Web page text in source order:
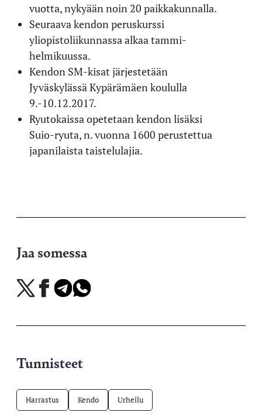
vuotta, nykyään noin 20 paikkakunnalla.
Seuraava kendon peruskurssi
yliopistoliikunnassa alkaa tammi-
helmikuussa.
Kendon SM-kisat järjestetään
Jyväskylässä Kypärämäen koululla
9.-10.12.2017.
Ryutokaissa opetetaan kendon lisäksi
Suio-ryuta, n. vuonna 1600 perustettua
japanilaista taistelulajia.
Jaa somessa
Jaa
X-
Jaa
Facebookissa
Jaa
Telegramissa
Jaa
WhatsAppissa
Tunnisteet
Harrastus Kendo Urheilu